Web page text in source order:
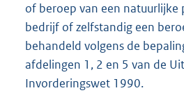
of beroep van een natuurlijke
bedrijf of zelfstandig een
behandeld volgens de
afdelingen 1, 2 en 5 van de
Invorderingswet 1990.